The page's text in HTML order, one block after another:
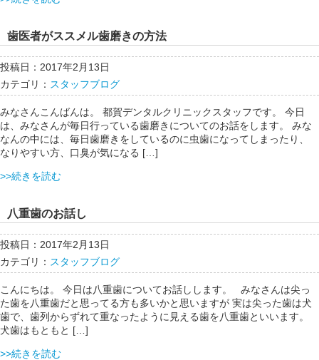
歯医者がススメル歯磨きの方法
投稿日：2017年2月13日
カテゴリ： スタッフブログ
みなさんこんばんは。 都賀デンタルクリニックスタッフです。 今日
は、みなさんが毎日行っている歯磨きについてのお話をします。 みな
なんの中には、毎日歯磨きをしているのに虫歯になってしまったり、
なりやすい方、口臭が気になる […]
>>続きを読む
八重歯のお話し
投稿日：2017年2月13日
カテゴリ： スタッフブログ
こんにちは。 今日は八重歯についてお話しします。 みなさんは尖っ
た歯を八重歯だと思ってる方も多いかと思いますが 実は尖った歯は犬
歯で、歯列からずれて重なったように見える歯を八重歯といいます。
犬歯はもともと […]
>>続きを読む